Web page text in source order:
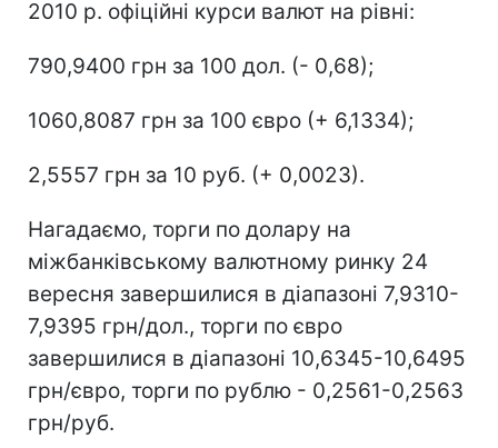
2010 р. офіційні курси валют на рівні:
790,9400 грн за 100 дол. (- 0,68);
1060,8087 грн за 100 євро (+ 6,1334);
2,5557 грн за 10 руб. (+ 0,0023).
Нагадаємо, торги по долару на
міжбанківському валютному ринку 24
вересня завершилися в діапазоні 7,9310-
7,9395 грн/дол., торги по євро
завершилися в діапазоні 10,6345-10,6495
грн/євро, торги по рублю - 0,2561-0,2563
грн/руб.